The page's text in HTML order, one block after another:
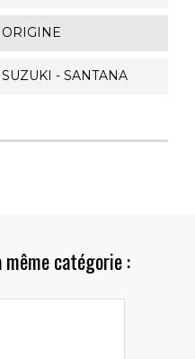
ORIGINE
SUZUKI - SANTANA
catégorie :